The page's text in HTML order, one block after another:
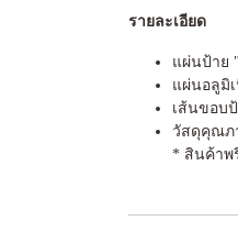
รายละเอียด
แผ่นป้าย
แผ่นอลูมิ
เส้นขอบ
วัสดุคุณภ
* สินค้าพ